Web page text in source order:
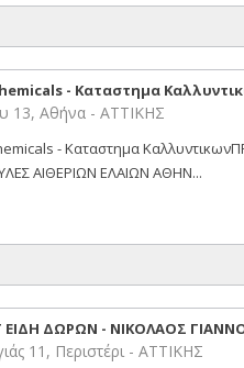
- Καταστημα
13, Αθήνα - ΑΤΤΙΚΗΣ
- Καταστημα
ΑΙΘΕΡΙΩΝ ΕΛΑΙΩΝ ΑΘΗΝ...
ΕΙΔΗ ΔΩΡΩΝ - ΝΙΚΟΛΑΟΣ
11, Περιστέρι - ΑΤΤΙΚΗΣ